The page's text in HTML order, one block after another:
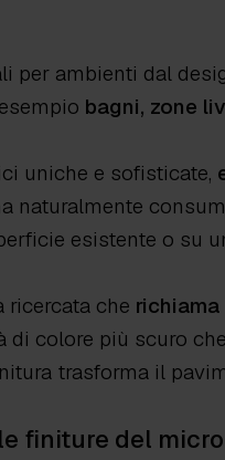
per ambienti dal
bagni, zone
uniche e sofisticate,
naturalmente
esistente o su
ricercata che
colore più scuro
trasforma il
finiture del